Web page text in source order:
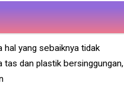
hal yang sebaiknya tidak
tas dan plastik bersinggungan,